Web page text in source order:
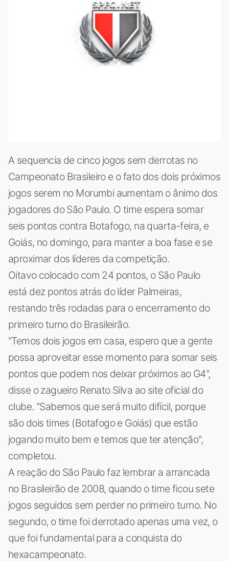
A sequencia de cinco jogos sem derrotas no
Campeonato Brasileiro e o fato dos dois próximos
jogos serem no Morumbi aumentam o ânimo dos
jogadores do São Paulo. O time espera somar
seis pontos contra Botafogo, na quarta-feira, e
Goiás, no domingo, para manter a boa fase e se
aproximar dos líderes da competição.
Oitavo colocado com 24 pontos, o São Paulo
está dez pontos atrás do líder Palmeiras,
restando três rodadas para o encerramento do
primeiro turno do Brasileirão.
"Temos dois jogos em casa, espero que a gente
possa aproveitar esse momento para somar seis
pontos que podem nos deixar próximos ao G4",
disse o zagueiro Renato Silva ao site oficial do
clube. "Sabemos que será muito difícil, porque
são dois times (Botafogo e Goiás) que estão
jogando muito bem e temos que ter atenção",
completou.
A reação do São Paulo faz lembrar a arrancada
no Brasileirão de 2008, quando o time ficou sete
jogos seguidos sem perder no primeiro turno. No
segundo, o time foi derrotado apenas uma vez, o
que foi fundamental para a conquista do
hexacampeonato.